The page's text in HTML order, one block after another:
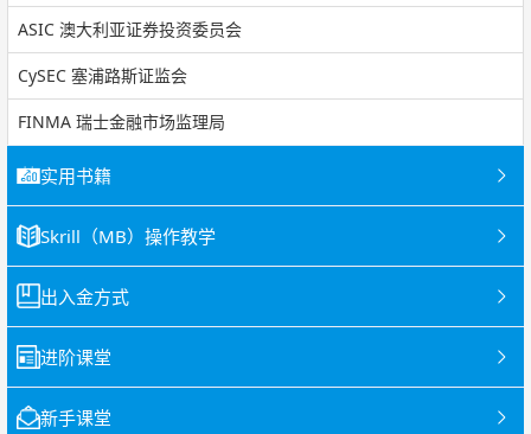
ASIC 澳大利亚证券投资委员会
CySEC 塞浦路斯证监会
FINMA 瑞士金融市场监理局
实用书籍
Skrill（MB）操作教学
出入金方式
进阶课堂
新手课堂